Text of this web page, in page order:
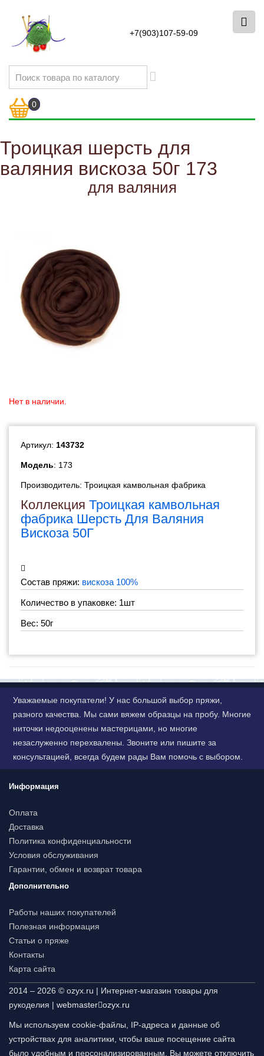
+7(903)107-59-09
0
Троицкая шерсть для
валяния вискоза 50г 173
для валяния
Нет в наличии.
Артикул: 143732
Модель: 173
Производитель: Троицкая камвольная фабрика
Коллекция Троицкая камвольная
фабрика Шерсть Для Валяния
Вискоза 50Г
Состав пряжи: вискоза 100%
Количество в упаковке: 1шт
Вес: 50г
Уважаемые покупатели! У нас большой выбор пряжи,
разного качества. Мы сами вяжем образцы на пробу. Многие
ниточки недооценены мастерицами, но многие
незаслуженно перехвалены. Звоните или пишите за
консультацией, всегда будем рады Вам помочь с выбором.
Информация
Оплата
Доставка
Политика конфиденциальности
Условия обслуживания
Гарантии, обмен и возврат товара
Дополнительно
Работы наших покупателей
Полезная информация
Статьи о пряже
Контакты
Карта сайта
2014 – 2026 © ozyx.ru | Интернет-магазин товары для
рукоделия | webmaster ozyx.ru
Мы используем cookie-файлы, IP-адреса и данные об
устройствах для аналитики, чтобы ваше посещение сайта
было удобным и персонализированным. Вы можете отключить